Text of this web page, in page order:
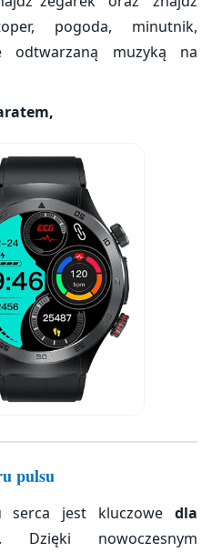
pogoda, minutnik,
odtwarzaną muzyką na
pulsu
serca jest kluczowe dla
. Dzięki nowoczesnym